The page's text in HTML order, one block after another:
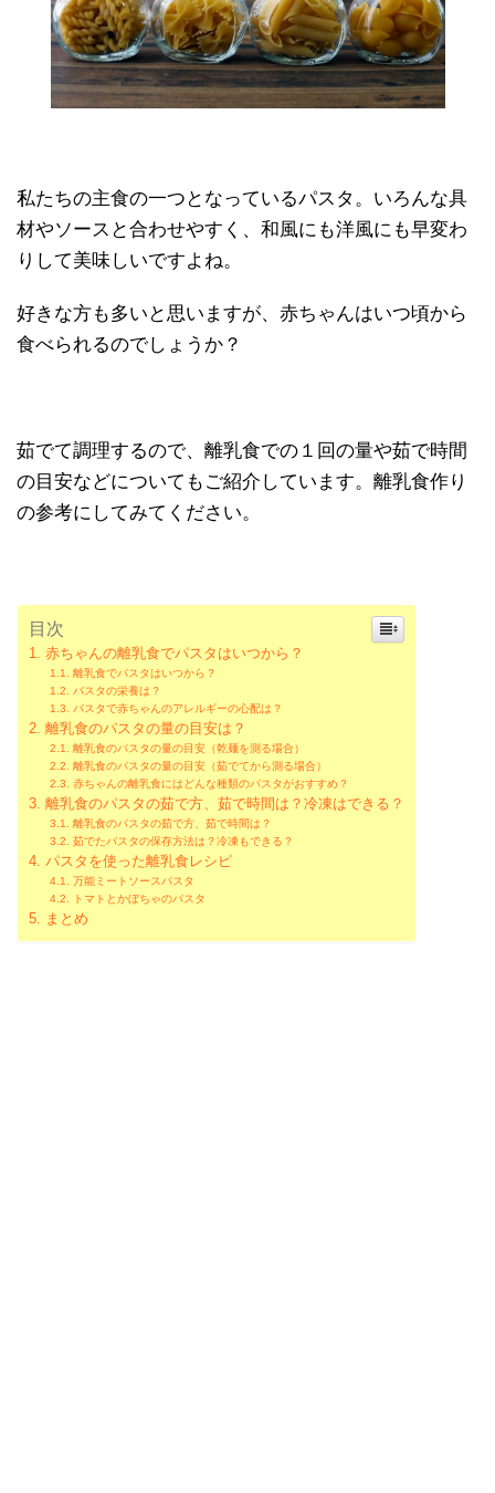
私たちの主食の一つとなっているパスタ。いろんな具
材やソースと合わせやすく、和風にも洋風にも早変わ
りして美味しいですよね。
好きな方も多いと思いますが、赤ちゃんはいつ頃から
食べられるのでしょうか？
茹でて調理するので、離乳食での１回の量や茹で時間
の目安などについてもご紹介しています。離乳食作り
の参考にしてみてください。
目次
赤ちゃんの離乳食でパスタはいつから？
離乳食でパスタはいつから？
パスタの栄養は？
パスタで赤ちゃんのアレルギーの心配は？
離乳食のパスタの量の目安は？
離乳食のパスタの量の目安（乾麺を測る場合）
離乳食のパスタの量の目安（茹でてから測る場合）
赤ちゃんの離乳食にはどんな種類のパスタがおすすめ？
離乳食のパスタの茹で方、茹で時間は？冷凍はできる？
離乳食のパスタの茹で方、茹で時間は？
茹でたパスタの保存方法は？冷凍もできる？
パスタを使った離乳食レシピ
万能ミートソースパスタ
トマトとかぼちゃのパスタ
まとめ